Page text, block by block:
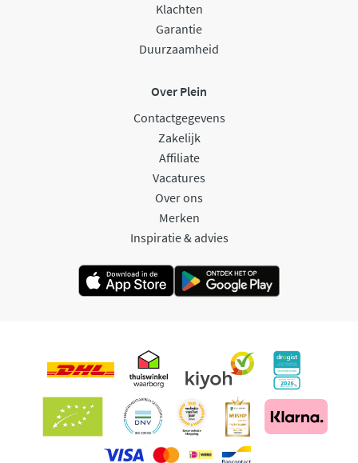
Klachten
Garantie
Duurzaamheid
Over Plein
Contactgegevens
Zakelijk
Affiliate
Vacatures
Over ons
Merken
Inspiratie & advies